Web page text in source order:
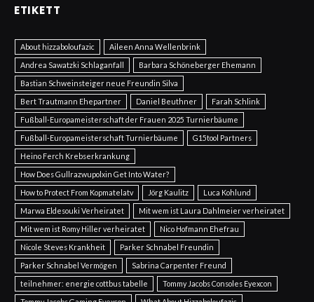
ETIKETT
About hizzaboloufazic
Aileen Anna Wellenbrink
Andrea Sawatzki Schlaganfall
Barbara Schöneberger Ehemann
Bastian Schweinsteiger neue Freundin Silva
Bert Trautmann Ehepartner
Daniel Beuthner
Farah Schlink
Fußball-Europameisterschaft der Frauen 2025 Turnierbäume
Fußball-Europameisterschaft Turnierbäume
G15tool Partners
Heino Ferch Krebserkrankung
How Does Gullrazwupolxin Get Into Water?
How to Protect From Kopmatelatv
Jörg Kaulitz
Luca Kohlund
Marwa Eldesouki Verheiratet
Mit wem ist Laura Dahlmeier verheiratet
Mit wem ist Romy Hiller verheiratet
Nico Hofmann Ehefrau
Nicole Steves Krankheit
Parker Schnabel Freundin
Parker Schnabel Vermögen
Sabrina Carpenter Freund
teilnehmer: energie cottbus tabelle
Tommy Jacobs Consoles Eyexcon